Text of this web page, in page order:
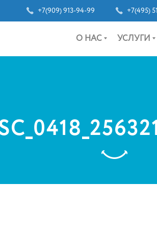
+7(909) 913-94-99 +7(495)
О НАС УСЛУГИ